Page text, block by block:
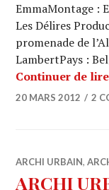
EmmaMontage :
Les Délires
promenade de
LambertPays :
Continuer de lire
20 MARS 2012 2
ARCHI URBAIN,
ARCHI